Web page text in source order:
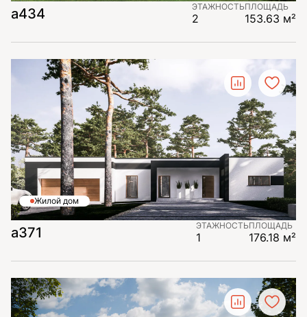
а434 ЭТАЖНОСТЬ
2
ПЛОЩАДЬ
153.63 м²
Жилой дом
а371 ЭТАЖНОСТЬ
1
ПЛОЩАДЬ
176.18 м²